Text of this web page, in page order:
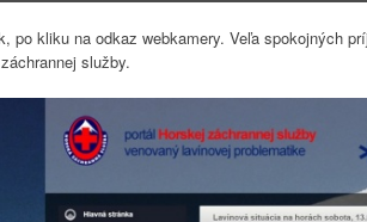
po kliku na odkaz webkamery. Veľa spokojných
služby.